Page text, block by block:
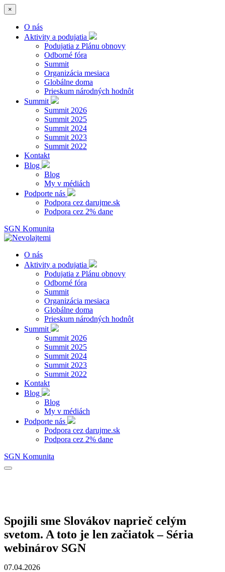
×
O nás
Aktivity a podujatia
Podujatia z Plánu obnovy
Odborné fóra
Summit
Organizácia mesiaca
Globálne doma
Prieskum národných hodnôt
Summit
Summit 2026
Summit 2025
Summit 2024
Summit 2023
Summit 2022
Kontakt
Blog
Blog
My v médiách
Podporte nás
Podpora cez darujme.sk
Podpora cez 2% dane
SGN Komunita
O nás
Aktivity a podujatia
Podujatia z Plánu obnovy
Odborné fóra
Summit
Organizácia mesiaca
Globálne doma
Prieskum národných hodnôt
Summit
Summit 2026
Summit 2025
Summit 2024
Summit 2023
Summit 2022
Kontakt
Blog
Blog
My v médiách
Podporte nás
Podpora cez darujme.sk
Podpora cez 2% dane
SGN Komunita
Spojili sme Slovákov naprieč celým
svetom. A toto je len začiatok – Séria
webinárov SGN
07.04.2026